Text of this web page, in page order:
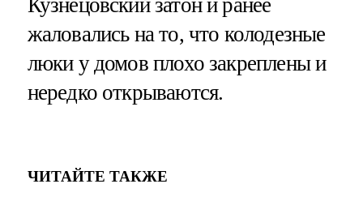
жаловались на то, что колодезные
люки у домов плохо закреплены и
нередко открываются.
ЧИТАЙТЕ ТАКЖЕ